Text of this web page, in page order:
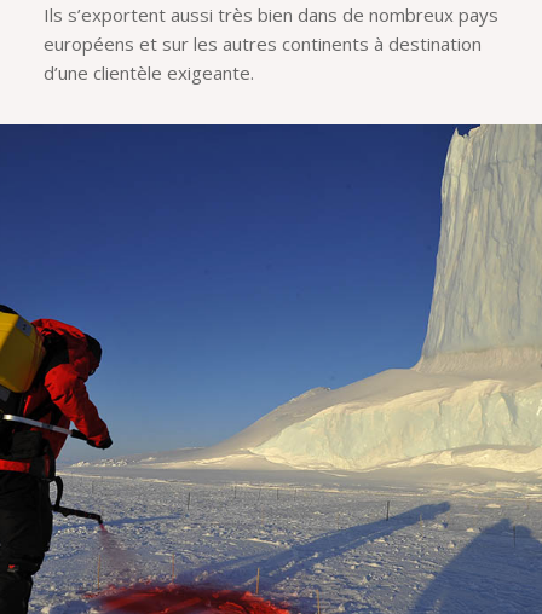
Ils s’exportent aussi très bien dans de nombreux pays
européens et sur les autres continents à destination
d’une clientèle exigeante.